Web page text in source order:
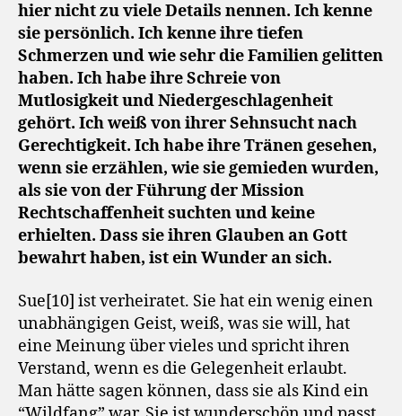
hier nicht zu viele Details nennen. Ich kenne
sie persönlich. Ich kenne ihre tiefen
Schmerzen und wie sehr die Familien gelitten
haben. Ich habe ihre Schreie von
Mutlosigkeit und Niedergeschlagenheit
gehört. Ich weiß von ihrer Sehnsucht nach
Gerechtigkeit. Ich habe ihre Tränen gesehen,
wenn sie erzählen, wie sie gemieden wurden,
als sie von der Führung der Mission
Rechtschaffenheit suchten und keine
erhielten. Dass sie ihren Glauben an Gott
bewahrt haben, ist ein Wunder an sich.
Sue[10] ist verheiratet. Sie hat ein wenig einen
unabhängigen Geist, weiß, was sie will, hat
eine Meinung über vieles und spricht ihren
Verstand, wenn es die Gelegenheit erlaubt.
Man hätte sagen können, dass sie als Kind ein